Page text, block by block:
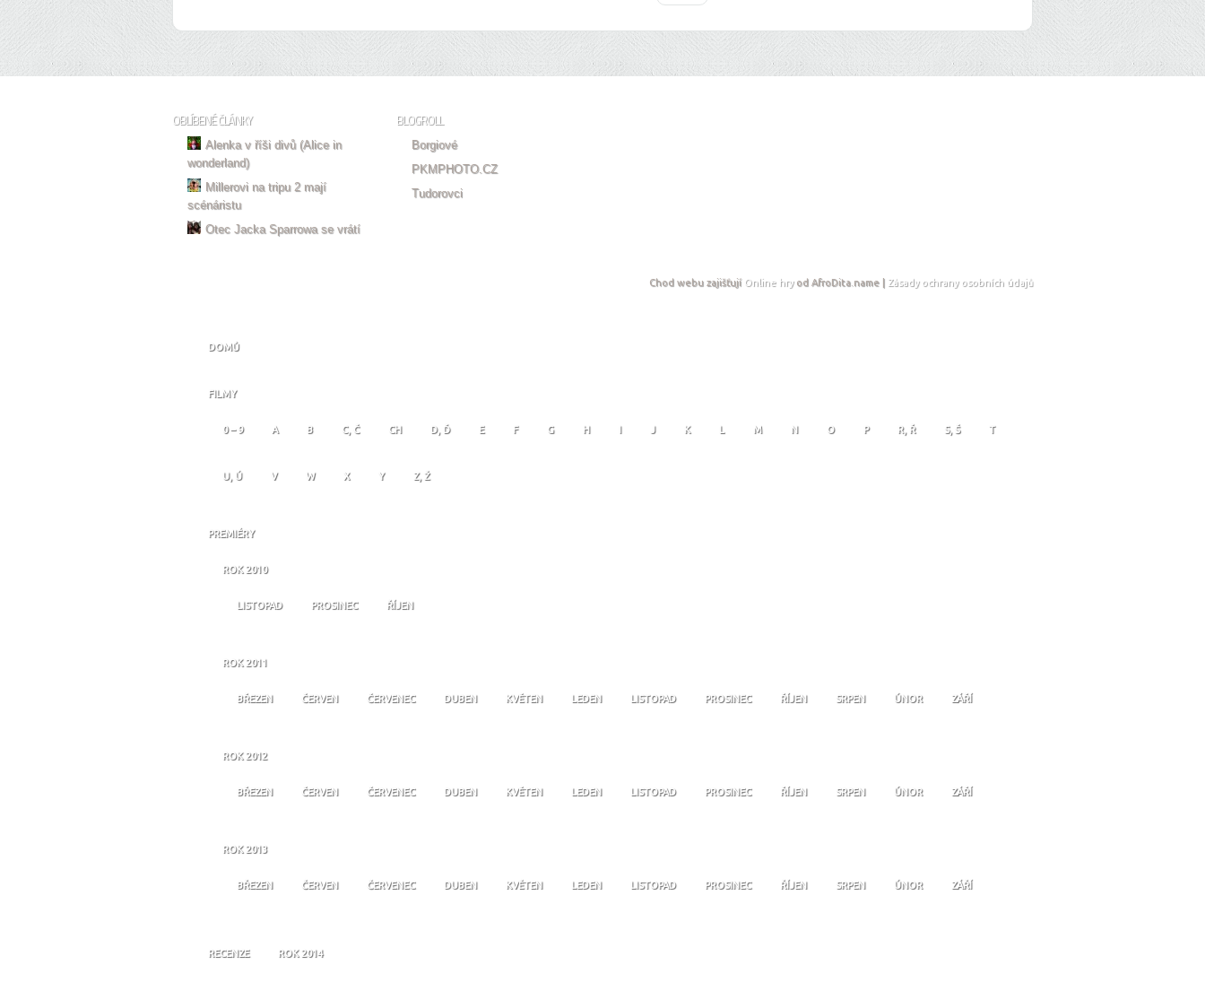
OBLÍBENÉ ČLÁNKY
Alenka v říši divů (Alice in
wonderland)
Millerovi na tripu 2 mají
scénáristu
Otec Jacka Sparrowa se vrátí
BLOGROLL
Borgiové
PKMPHOTO.CZ
Tudorovci
Chod webu zajišťují Online hryod AfroDita.name | Zásady ochrany osobních údajů
DOMŮ
FILMY
0 – 9 A B C, Č CH D, Ď E F G H I J K L M N O P R, Ř S, Š T
U, Ú V W X Y Z, Ž
PREMIÉRY
ROK 2010
LISTOPAD PROSINEC ŘÍJEN
ROK 2011
BŘEZEN ČERVEN ČERVENEC DUBEN KVĚTEN LEDEN LISTOPAD PROSINEC ŘÍJEN SRPEN ÚNOR ZÁŘÍ
ROK 2012
BŘEZEN ČERVEN ČERVENEC DUBEN KVĚTEN LEDEN LISTOPAD PROSINEC ŘÍJEN SRPEN ÚNOR ZÁŘÍ
ROK 2013
BŘEZEN ČERVEN ČERVENEC DUBEN KVĚTEN LEDEN LISTOPAD PROSINEC ŘÍJEN SRPEN ÚNOR ZÁŘÍ
RECENZE ROK 2014